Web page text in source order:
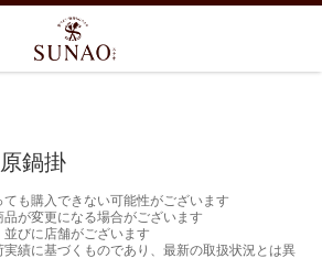
鍋掛
も購入できない可能性がございます
が変更になる場合がございます
びに店舗がございます
績に基づくものであり、最新の取扱状況とは異